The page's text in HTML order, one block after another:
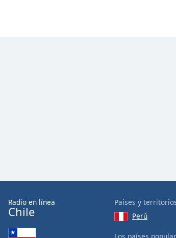
Reset
Done
Close
Radio en línea
Chile
Países y
Perú